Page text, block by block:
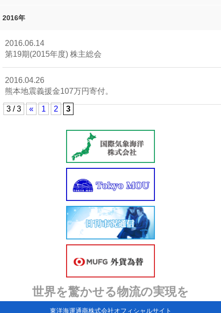
2016年
2016.06.14
第19期(2015年度) 株主総会
2016.04.26
熊本地震義援金107万円寄付。
3 / 3 « 1 2 3
世界を驚かせる物流の実現を
東洋海運通商株式会社オフィシャルサイト